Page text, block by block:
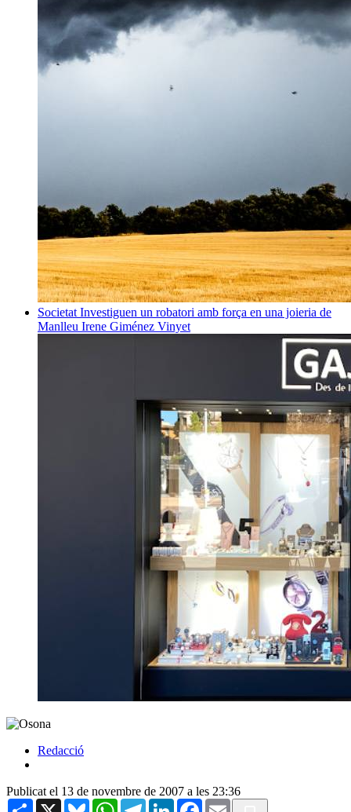
Societat Investiguen un robatori amb força en una joieria de
Manlleu Irene Giménez Vinyet
Redacció
Publicat el 13 de novembre de 2007 a les 23:36
Share X BlueskyWhatsAppTelegramLinkedInFacebook
Email